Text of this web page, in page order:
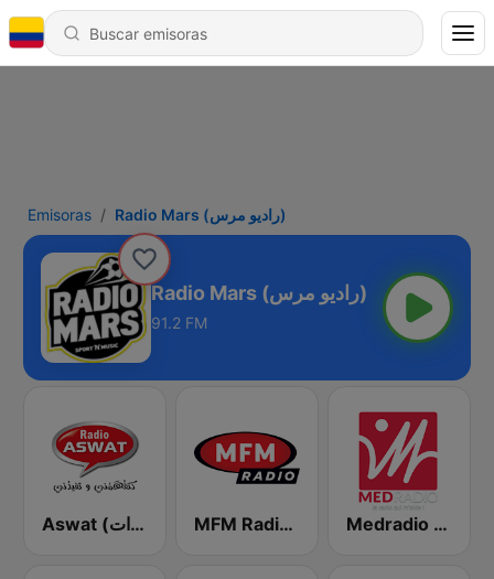
Emisoras Radio Mars (راديو مرس)
Radio Mars (راديو مرس)
91.2 FM
Aswat (أصوات) MFM Radio (مفم راديو) Medradio (ميد راديو)